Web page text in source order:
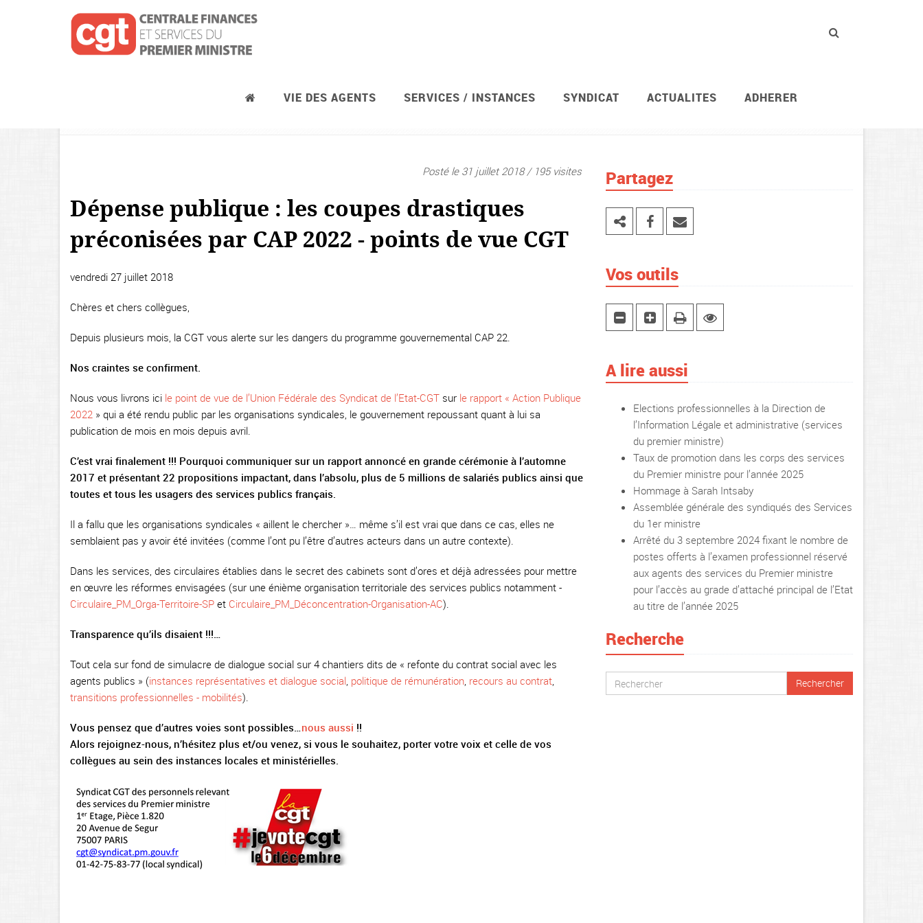
VIE DES AGENTS SERVICES / INSTANCES SYNDICAT ACTUALITES ADHERER
Les services du Premier ministre
Posté le 31 juillet 2018 / 195 visites
Dépense publique : les coupes drastiques
préconisées par CAP 2022 - points de vue CGT
vendredi 27 juillet 2018
Chères et chers collègues,
Depuis plusieurs mois, la CGT vous alerte sur les dangers du programme gouvernemental CAP 22.
Nos craintes se confirment.
Nous vous livrons ici le point de vue de l’Union Fédérale des Syndicat de l’Etat-CGT sur le rapport « Action Publique
2022 » qui a été rendu public par les organisations syndicales, le gouvernement repoussant quant à lui sa
publication de mois en mois depuis avril.
C’est vrai finalement !!! Pourquoi communiquer sur un rapport annoncé en grande cérémonie à l’automne
2017 et présentant 22 propositions impactant, dans l’absolu, plus de 5 millions de salariés publics ainsi que
toutes et tous les usagers des services publics français.
Il a fallu que les organisations syndicales « aillent le chercher »… même s’il est vrai que dans ce cas, elles ne
semblaient pas y avoir été invitées (comme l’ont pu l’être d’autres acteurs dans un autre contexte).
Dans les services, des circulaires établies dans le secret des cabinets sont d’ores et déjà adressées pour mettre
en œuvre les réformes envisagées (sur une énième organisation territoriale des services publics notamment -
Circulaire_PM_Orga-Territoire-SP et Circulaire_PM_Déconcentration-Organisation-AC).
Transparence qu’ils disaient !!!…
Tout cela sur fond de simulacre de dialogue social sur 4 chantiers dits de « refonte du contrat social avec les
agents publics » (instances représentatives et dialogue social, politique de rémunération, recours au contrat,
transitions professionnelles - mobilités).
Vous pensez que d’autres voies sont possibles…nous aussi !!
Alors rejoignez-nous, n’hésitez plus et/ou venez, si vous le souhaitez, porter votre voix et celle de vos
collègues au sein des instances locales et ministérielles.
Partagez
Vos outils
A lire aussi
Elections professionnelles à la Direction de
l’Information Légale et administrative (services
du premier ministre)
Taux de promotion dans les corps des services
du Premier ministre pour l’année 2025
Hommage à Sarah Intsaby
Assemblée générale des syndiqués des Services
du 1er ministre
Arrêté du 3 septembre 2024 fixant le nombre de
postes offerts à l’examen professionnel réservé
aux agents des services du Premier ministre
pour l’accès au grade d’attaché principal de l’Etat
au titre de l’année 2025
Recherche